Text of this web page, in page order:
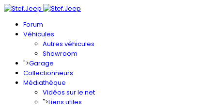
Forum
Véhicules
Autres véhicules
Showroom
">Garage
Collectionneurs
Médiathèque
Vidéos sur le net
">Liens utiles